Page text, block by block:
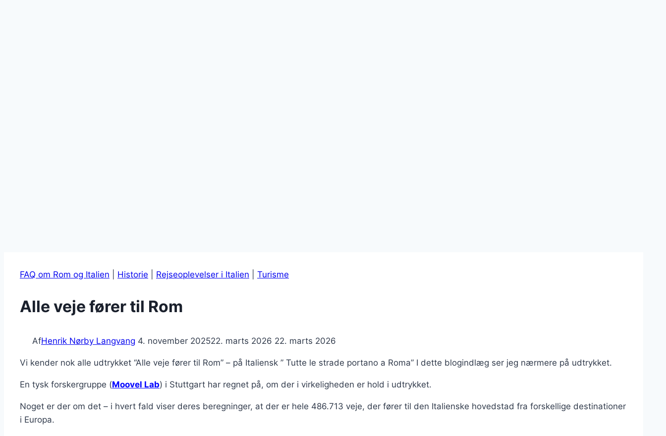
FAQ om Rom og Italien Historie Rejseoplevelser i Italien Turisme
Alle veje fører til Rom
AfHenrik Nørby Langvang 4. november 202522. marts 2026 22. marts 2026
Vi kender nok alle udtrykket “Alle veje fører til Rom” – på Italiensk ” Tutte le strade portano a Roma” I dette blogindlæg ser jeg nærmere på udtrykket.
En tysk forskergruppe (Moovel Lab) i Stuttgart har regnet på, om der i virkeligheden er hold i udtrykket.
Noget er der om det – i hvert fald viser deres beregninger, at der er hele 486.713 veje, der fører til den Italienske hovedstad fra forskellige destinationer
i Europa.